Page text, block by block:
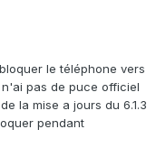
le téléphone vers
pas de puce officiel
la mise a jours du 6.1.3
pendant